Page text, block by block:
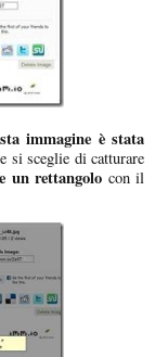
immagine è stata
si sceglie di catturare
un rettangolo con il